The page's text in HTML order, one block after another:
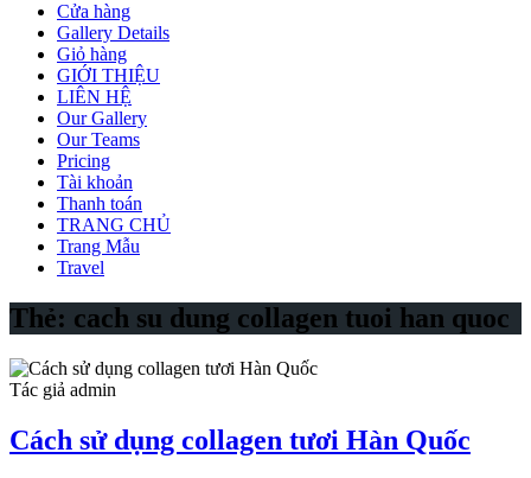
Cửa hàng
Gallery Details
Giỏ hàng
GIỚI THIỆU
LIÊN HỆ
Our Gallery
Our Teams
Pricing
Tài khoản
Thanh toán
TRANG CHỦ
Trang Mẫu
Travel
Thẻ: cach su dung collagen tuoi han quoc
Tác giả admin
Cách sử dụng collagen tươi Hàn Quốc